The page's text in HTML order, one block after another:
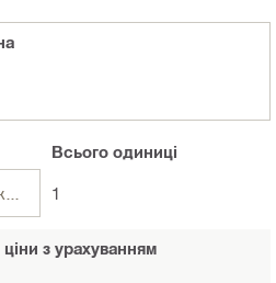
Упаковки
Всьогоодиниці
1
з урахуванням